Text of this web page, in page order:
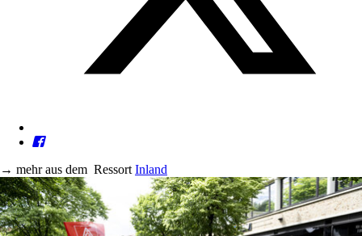
→ mehr aus dem Ressort Inland